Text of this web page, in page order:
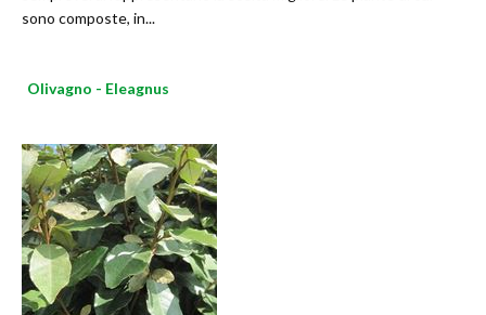
sono composte, in...
Olivagno - Eleagnus